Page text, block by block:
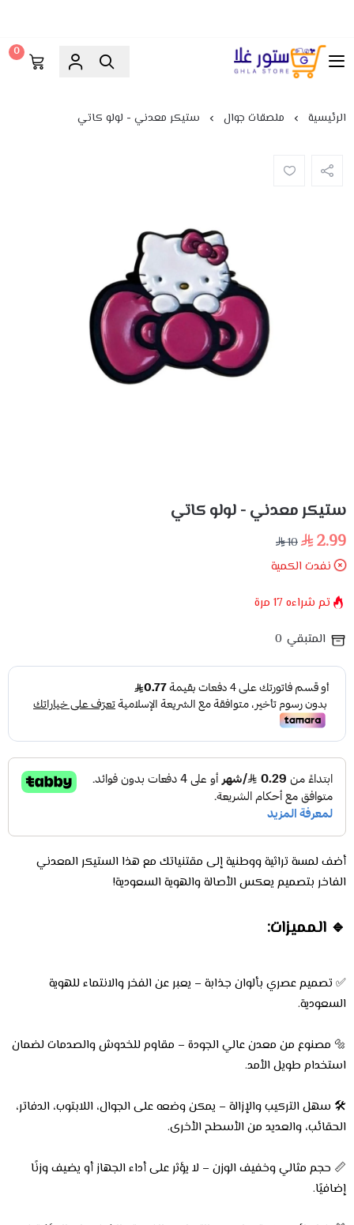
ستور غلا
0
الرئيسية ملصقات جوال ستيكر معدني - لولو كاتي
ستيكر معدني - لولو كاتي
2.99
10
نفدت الكمية
تم شراءه17 مرة
المتبقي 0
أضف لمسة تراثية ووطنية إلى مقتنياتك مع هذا الستيكر المعدني
الفاخر بتصميم يعكس الأصالة والهوية السعودية!
🔹 المميزات:
✅ تصميم عصري بألوان جذابة – يعبر عن الفخر والانتماء للهوية
السعودية.
🔩 مصنوع من معدن عالي الجودة – مقاوم للخدوش والصدمات لضمان
استخدام طويل الأمد.
🛠️ سهل التركيب والإزالة – يمكن وضعه على الجوال، اللابتوب، الدفاتر،
الحقائب، والعديد من الأسطح الأخرى.
📏 حجم مثالي وخفيف الوزن – لا يؤثر على أداء الجهاز أو يضيف وزنًا
إضافيًا.